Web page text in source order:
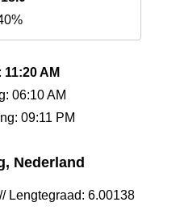
11:20 AM
06:10 AM
09:11 PM
Nederland
Lengtegraad: 6.00138